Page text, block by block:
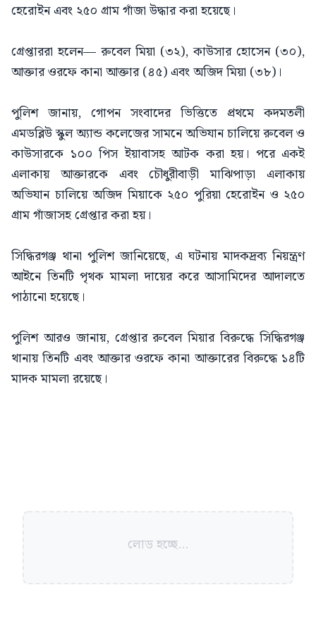
হেরোইন এবং ২৫০ গ্রাম গাঁজা উদ্ধার করা হয়েছে।
গ্রেপ্তাররা হলেন— রুবেল মিয়া (৩২), কাউসার হোসেন (৩০),
আক্তার ওরফে কানা আক্তার (৪৫) এবং অজিদ মিয়া (৩৮)।
পুলিশ জানায়, গোপন সংবাদের ভিত্তিতে প্রথমে কদমতলী
এমডব্লিউ স্কুল অ্যান্ড কলেজের সামনে অভিযান চালিয়ে রুবেল ও
কাউসারকে ১০০ পিস ইয়াবাসহ আটক করা হয়। পরে একই
এলাকায় আক্তারকে এবং চৌধুরীবাড়ী মাঝিপাড়া এলাকায়
অভিযান চালিয়ে অজিদ মিয়াকে ২৫০ পুরিয়া হেরোইন ও ২৫০
গ্রাম গাঁজাসহ গ্রেপ্তার করা হয়।
সিদ্ধিরগঞ্জ থানা পুলিশ জানিয়েছে, এ ঘটনায় মাদকদ্রব্য নিয়ন্ত্রণ
আইনে তিনটি পৃথক মামলা দায়ের করে আসামিদের আদালতে
পাঠানো হয়েছে।
পুলিশ আরও জানায়, গ্রেপ্তার রুবেল মিয়ার বিরুদ্ধে সিদ্ধিরগঞ্জ
থানায় তিনটি এবং আক্তার ওরফে কানা আক্তারের বিরুদ্ধে ১৪টি
মাদক মামলা রয়েছে।
লোড হচ্ছে...